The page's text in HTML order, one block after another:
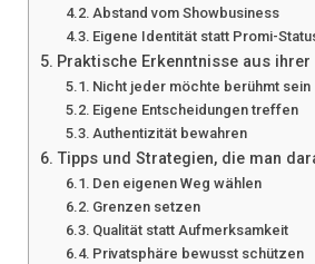
Abstand vom Showbusiness
Eigene Identität statt Promi-
Praktische Erkenntnisse aus ihrer
Nicht jeder möchte berühmt sein
Eigene Entscheidungen treffen
Authentizität bewahren
Tipps und Strategien, die man
Den eigenen Weg wählen
Grenzen setzen
Qualität statt Aufmerksamkeit
Privatsphäre bewusst schützen